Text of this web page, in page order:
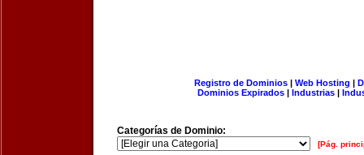
Registro de Dominios| Web Hosting |
Dominios Expirados | Industrias |
Categorías de Dominio:
[Pág.